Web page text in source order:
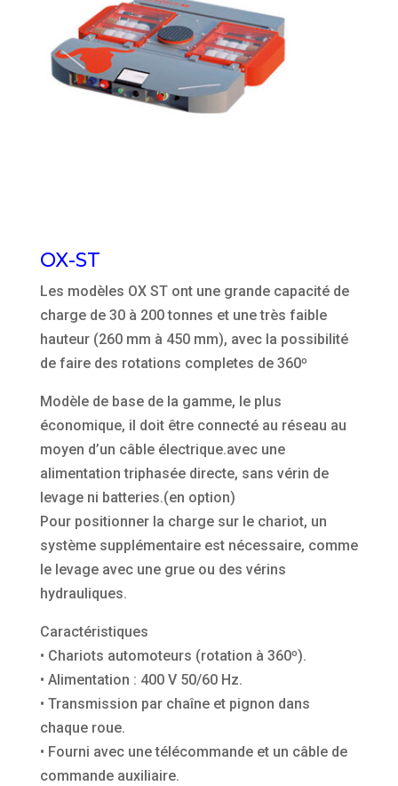
OX-ST
Les modèles OX ST ont une grande capacité de
charge de 30 à 200 tonnes et une très faible
hauteur (260 mm à 450 mm), avec la possibilité
de faire des rotations completes de 360º
Modèle de base de la gamme, le plus
économique, il doit être connecté au réseau au
moyen d’un câble électrique.avec une
alimentation triphasée directe, sans vérin de
levage ni batteries.(en option)
Pour positionner la charge sur le chariot, un
système supplémentaire est nécessaire, comme
le levage avec une grue ou des vérins
hydrauliques.
Caractéristiques
• Chariots automoteurs (rotation à 360º).
• Alimentation : 400 V 50/60 Hz.
• Transmission par chaîne et pignon dans
chaque roue.
• Fourni avec une télécommande et un câble de
commande auxiliaire.